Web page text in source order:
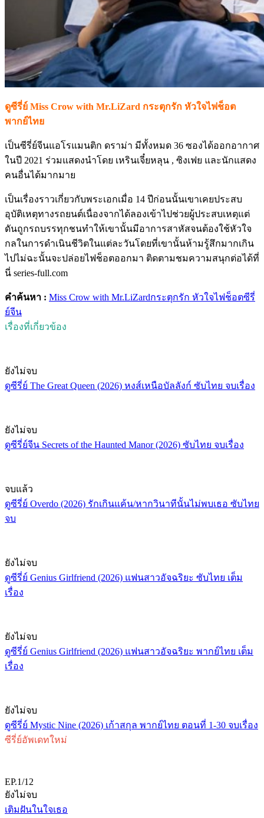
ดูซีรี่ย์ Miss Crow with Mr.LiZard กระตุกรัก หัวใจไฟช็อต
พากย์ไทย
เป็นซีรี่ย์จีนแอโรแมนติก ดราม่า มีทั้งหมด 36 ซองได้ออกอากาศ
ในปี 2021 ร่วมแสดงนำโดย เหรินเจี๋ยหลุน , ซิงเฟย และนักแสดง
คนอื่นได้มากมาย
เป็นเรื่องราวเกี่ยวกับพระเอกเมื่อ 14 ปีก่อนนั้นเขาเคยประสบ
อุบัติเหตุทางรถยนต์เนื่องจากได้ลองเข้าไปช่วยผู้ประสบเหตุแต่
ดันถูกรถบรรทุกชนทำให้เขานั้นมีอาการสาหัสจนต้องใช้หัวใจ
กลในการดำเนินชีวิตในแต่ละวันโดยที่เขานั้นห้ามรู้สึกมากเกิน
ไปไม่ฉะนั้นจะปล่อยไฟช็อตออกมา ติดตามชมความสนุกต่อได้ที่
นี่ series-full.com
คำค้นหา : Miss Crow with Mr.LiZardกระตุกรัก หัวใจไฟช็อตซีรี่
ย์จีน
เรื่องที่เกี่ยวข้อง
ยังไม่จบ
ดูซีรี่ย์ The Great Queen (2026) หงส์เหนือบัลลังก์ ซับไทย จบเรื่อง
ยังไม่จบ
ดูซีรี่ย์จีน Secrets of the Haunted Manor (2026) ซับไทย จบเรื่อง
จบแล้ว
ดูซีรี่ย์ Overdo (2026) รักเกินแค้น/หากวินาทีนั้นไม่พบเธอ ซับไทย
จบ
ยังไม่จบ
ดูซีรี่ย์ Genius Girlfriend (2026) แฟนสาวอัจฉริยะ ซับไทย เต็ม
เรื่อง
ยังไม่จบ
ดูซีรี่ย์ Genius Girlfriend (2026) แฟนสาวอัจฉริยะ พากย์ไทย เต็ม
เรื่อง
ยังไม่จบ
ดูซีรี่ย์ Mystic Nine (2026) เก้าสกุล พากย์ไทย ตอนที่ 1-30 จบเรื่อง
ซีรี่ย์อัพเดทใหม่
EP.1/12
ยังไม่จบ
เติมฝันในใจเธอ